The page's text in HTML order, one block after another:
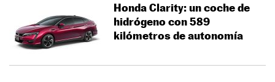
Honda Clarity: un coche de
hidrógeno con 589
kilómetros de autonomía